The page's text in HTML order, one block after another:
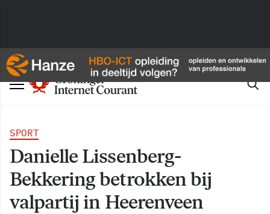
SPORT
Danielle Lissenberg-
Bekkering betrokken bij
valpartij in Heerenveen